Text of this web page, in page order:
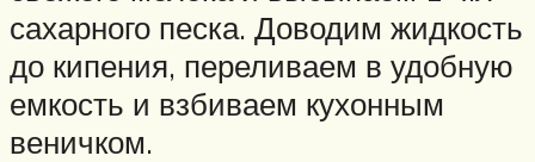
сахарного песка. Доводим жидкость
до кипения, переливаем в удобную
емкость и взбиваем кухонным
веничком.